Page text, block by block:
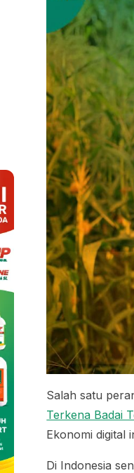
Salah satu
Terkena Badai
Ekonomi digital
Di Indonesia